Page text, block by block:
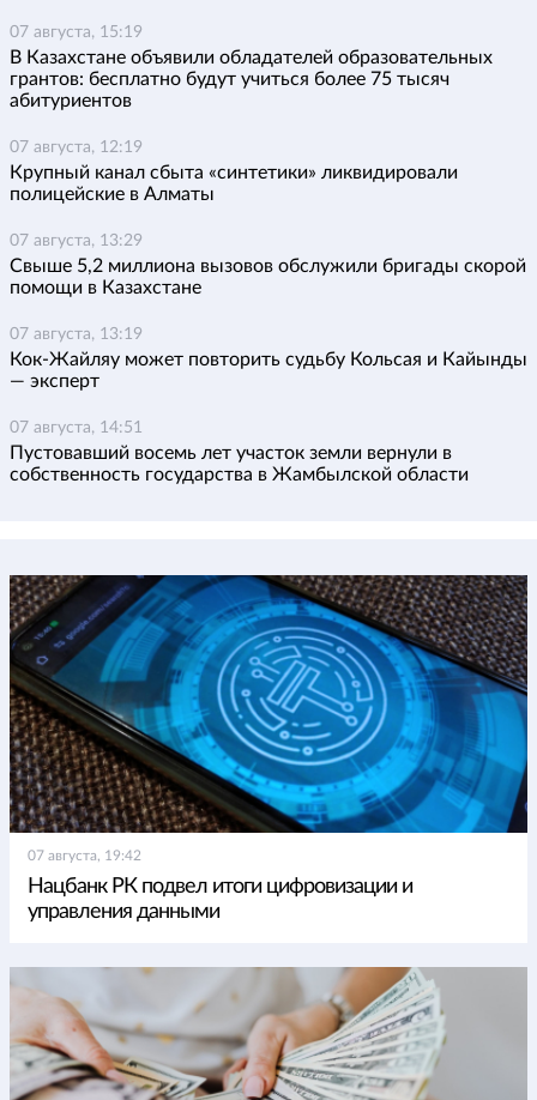
07 августа, 15:19
В Казахстане объявили обладателей образовательных
грантов: бесплатно будут учиться более 75 тысяч
абитуриентов
07 августа, 12:19
Крупный канал сбыта «синтетики» ликвидировали
полицейские в Алматы
07 августа, 13:29
Свыше 5,2 миллиона вызовов обслужили бригады скорой
помощи в Казахстане
07 августа, 13:19
Кок-Жайляу может повторить судьбу Кольсая и Кайынды
— эксперт
07 августа, 14:51
Пустовавший восемь лет участок земли вернули в
собственность государства в Жамбылской области
07 августа, 19:42
Нацбанк РК подвел итоги цифровизации и
управления данными